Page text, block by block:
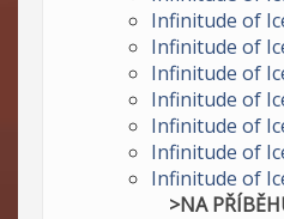
Infinitude of
Infinitude of
Infinitude of
Infinitude of
Infinitude of
Infinitude of
Infinitude of
>NA